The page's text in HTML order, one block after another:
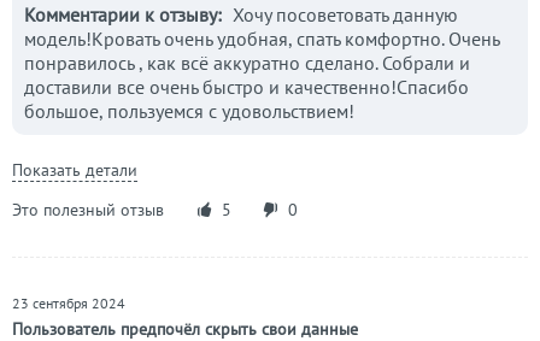
Комментарии к отзыву: Хочу посоветовать данную
модель!Кровать очень удобная, спать комфортно. Очень
понравилось , как всё аккуратно сделано. Собрали и
доставили все очень быстро и качественно!Спасибо
большое, пользуемся с удовольствием!
Показать детали
Это полезный отзыв
5 0
Пользователь предпочёл скрыть свои данные
23 сентября 2024